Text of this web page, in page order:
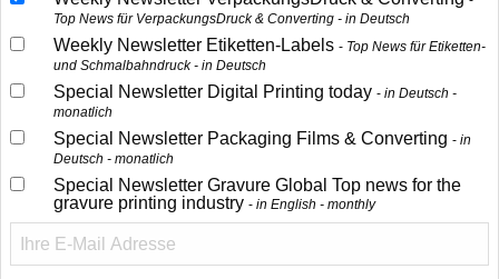
Top News für VerpackungsDruck & Converting - in Deutsch
Weekly Newsletter Etiketten-Labels
Top News für Etiketten-
und Schmalbahndruck - in Deutsch
Special Newsletter Digital Printing today
in Deutsch -
monatlich
Special Newsletter Packaging Films & Converting
in
Deutsch - monatlich
Special Newsletter Gravure Global Top news for the
gravure printing industry
in English - monthly